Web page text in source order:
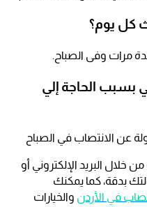
كل يوم؟
مرات وفى الصباح.
بسبب الحاجة إلي
عن الانتصاب في الصباح
البريد الإلكتروني أو
بدقة، كما يمكنك
في الأردن والخيارات